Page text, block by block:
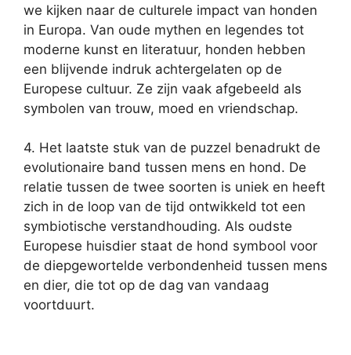
we kijken naar de culturele impact van honden
in Europa. Van oude mythen en legendes tot
moderne kunst en literatuur, honden hebben
een blijvende indruk achtergelaten op de
Europese cultuur. Ze zijn vaak afgebeeld als
symbolen van trouw, moed en vriendschap.
4. Het laatste stuk van de puzzel benadrukt de
evolutionaire band tussen mens en hond. De
relatie tussen de twee soorten is uniek en heeft
zich in de loop van de tijd ontwikkeld tot een
symbiotische verstandhouding. Als oudste
Europese huisdier staat de hond symbool voor
de diepgewortelde verbondenheid tussen mens
en dier, die tot op de dag van vandaag
voortduurt.